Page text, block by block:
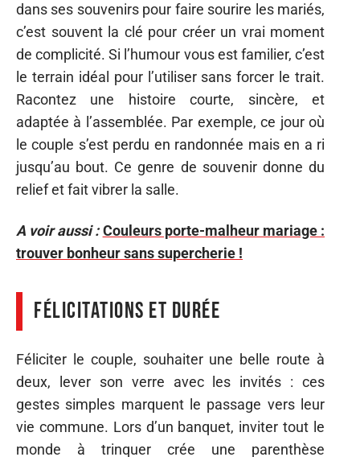
dans ses souvenirs pour faire sourire les mariés,
c’est souvent la clé pour créer un vrai moment
de complicité. Si l’humour vous est familier, c’est
le terrain idéal pour l’utiliser sans forcer le trait.
Racontez une histoire courte, sincère, et
adaptée à l’assemblée. Par exemple, ce jour où
le couple s’est perdu en randonnée mais en a ri
jusqu’au bout. Ce genre de souvenir donne du
relief et fait vibrer la salle.
A voir aussi : Couleurs porte-malheur mariage :
trouver bonheur sans supercherie !
Félicitations et durée
Féliciter le couple, souhaiter une belle route à
deux, lever son verre avec les invités : ces
gestes simples marquent le passage vers leur
vie commune. Lors d’un banquet, inviter tout le
monde à trinquer crée une parenthèse